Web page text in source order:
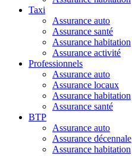
Taxi
Assurance auto
Assurance santé
Assurance habitation
Assurance activité
Professionnels
Assurance auto
Assurance locaux
Assurance habitation
Assurance santé
BTP
Assurance auto
Assurance décennale
Assurance habitation